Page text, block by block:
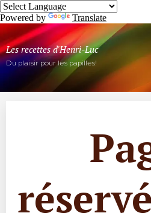
Powered by Translate
Les recettes d'Henri-Luc
Du plaisir pour les papilles!